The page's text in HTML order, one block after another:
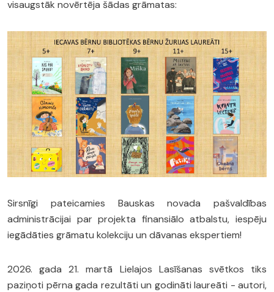
visaugstāk novērtēja šādas grāmatas:
Sirsnīgi pateicamies Bauskas novada pašvaldības
administrācijai par projekta finansiālo atbalstu, iespēju
iegādāties grāmatu kolekciju un dāvanas ekspertiem!
2026. gada 21. martā Lielajos Lasīšanas svētkos tiks
paziņoti pērna gada rezultāti un godināti laureāti - autori,